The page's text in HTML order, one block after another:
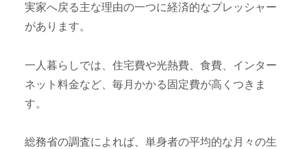
実家へ戻る主な理由の一つに経済的なプレッシャー
があります。
一人暮らしでは、住宅費や光熱費、食費、インター
ネット料金など、毎月かかる固定費が高くつきま
す。
総務省の調査によれば、単身者の平均的な月々の生